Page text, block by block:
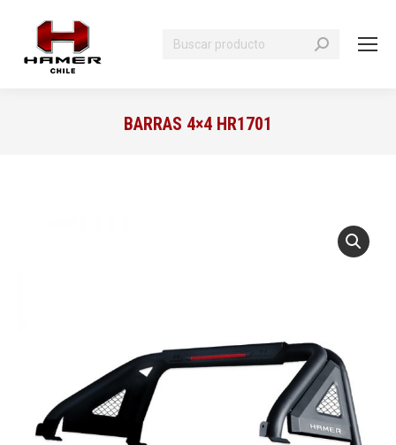
Search:
BARRAS 4×4 HR1701